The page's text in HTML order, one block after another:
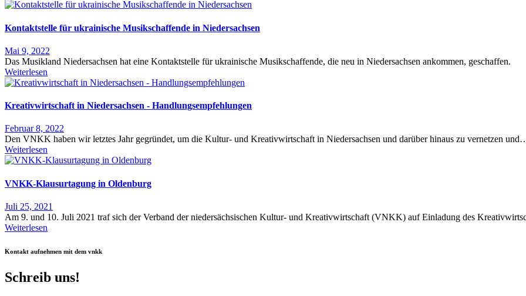
Kontaktstelle für ukrainische Musikschaffende in Niedersachsen
Mai 9, 2022
Das Musikland Niedersachsen hat eine Kontaktstelle für ukrainische Musikschaffende, die neu in Niedersachsen ankommen, geschaffen.
Weiterlesen
Kreativwirtschaft in Niedersachsen - Handlungsempfehlungen
Februar 8, 2022
Den VNKK haben wir letztes Jahr gegründet, um die Kultur- und Kreativwirtschaft in Niedersachsen und darüber hinaus zu vernetzen
Weiterlesen
VNKK-Klausurtagung in Oldenburg
Juli 25, 2021
Am 9. und 10. Juli 2021 traf sich der Verband der niedersächsischen Kultur- und Kreativwirtschaft (VNKK) auf Einladung des
Weiterlesen
Kontakt aufnehmen mit dem vnkk
Schreib uns!